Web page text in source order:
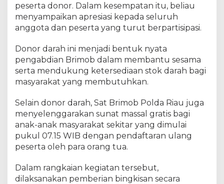
s
s
a
l
a
m
a
n
g
k
a
U
peserta donor. Dalam kesempatan itu, beliau
menyampaikan apresiasi kepada seluruh
anggota dan peserta yang turut berpartisipasi.
Donor darah ini menjadi bentuk nyata
pengabdian Brimob dalam membantu sesama
serta mendukung ketersediaan stok darah bagi
masyarakat yang membutuhkan.
Selain donor darah, Sat Brimob Polda Riau juga
menyelenggarakan sunat massal gratis bagi
anak-anak masyarakat sekitar yang dimulai
pukul 07.15 WIB dengan pendaftaran ulang
peserta oleh para orang tua.
Dalam rangkaian kegiatan tersebut,
dilaksanakan pemberian bingkisan secara